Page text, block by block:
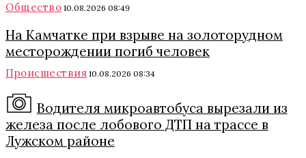
Общество 10.08.2026 08:49
На Камчатке при взрыве на золоторудном
месторождении погиб человек
Происшествия 10.08.2026 08:34
Водителя микроавтобуса вырезали из
железа после лобового ДТП на трассе в
Лужском районе